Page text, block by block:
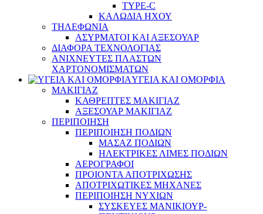
TYPE-C
ΚΑΛΩΔΙΑ ΗΧΟΥ
ΤΗΛΕΦΩΝΙΑ
ΑΣΥΡΜΑΤΟΙ ΚΑΙ ΑΞΕΣΟΥΑΡ
ΔΙΑΦΟΡΑ ΤΕΧΝΟΛΟΓΙΑΣ
ΑΝΙΧΝΕΥΤΕΣ ΠΛΑΣΤΩΝ
ΧΑΡΤΟΝΟΜΙΣΜΑΤΩΝ
ΥΓΕΙΑ ΚΑΙ ΟΜΟΡΦΙΑ
ΜΑΚΙΓΙΑΖ
ΚΑΘΡΕΠΤΕΣ ΜΑΚΙΓΙΑΖ
ΑΞΕΣΟΥΑΡ ΜΑΚΙΓΙΑΖ
ΠΕΡΙΠΟΙΗΣΗ
ΠΕΡΙΠΟΙΗΣΗ ΠΟΔΙΩΝ
ΜΑΣΑΖ ΠΟΔΙΩΝ
ΗΛΕΚΤΡΙΚΕΣ ΛΙΜΕΣ ΠΟΔΙΩΝ
ΑΕΡΟΓΡΑΦΟΙ
ΠΡΟΙΟΝΤΑ ΑΠΟΤΡΙΧΩΣΗΣ
ΑΠΟΤΡΙΧΩΤΙΚΕΣ ΜΗΧΑΝΕΣ
ΠΕΡΙΠΟΙΗΣΗ ΝΥΧΙΩΝ
ΣΥΣΚΕΥΕΣ ΜΑΝΙΚΙΟΥΡ-